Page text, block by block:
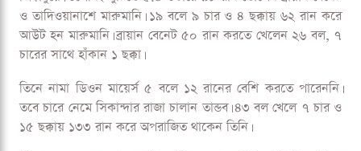
ও তাদিওয়ানাশে মারুমানি। ১৯ বলে ৯ চার ও ৪ ছক্কায় ৬২ রান করে
আউট হন মারুমানি। ব্রায়ান বেনেট ৫০ রান করতে খেলেন ২৬ বল, ৭
চারের সাথে হাঁকান ১ ছক্কা।
তিনে নামা ডিওন মায়ের্স ৫ বলে ১২ রানের বেশি করতে পারেননি।
তবে চারে নেমে সিকান্দার রাজা চালান তান্ডব। ৪৩ বল খেলে ৭ চার ও
১৫ ছক্কায় ১৩৩ রান করে অপরাজিত থাকেন তিনি।